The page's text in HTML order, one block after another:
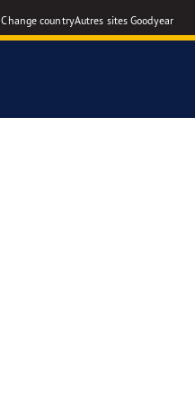
Change countryAutres sites Goodyear